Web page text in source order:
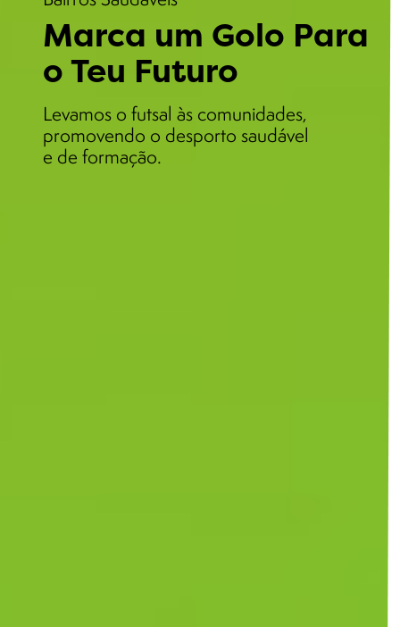
Marca um Golo Para
o Teu Futuro
Levamos o futsal às comunidades,
promovendo o desporto saudável
e de formação.